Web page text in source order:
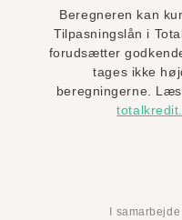
Beregneren kan
Tilpasningslån i
forudsætter
tages ikke
beregningerne.
I